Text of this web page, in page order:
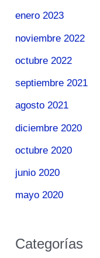
enero 2023
noviembre 2022
octubre 2022
septiembre 2021
agosto 2021
diciembre 2020
octubre 2020
junio 2020
mayo 2020
Categorías